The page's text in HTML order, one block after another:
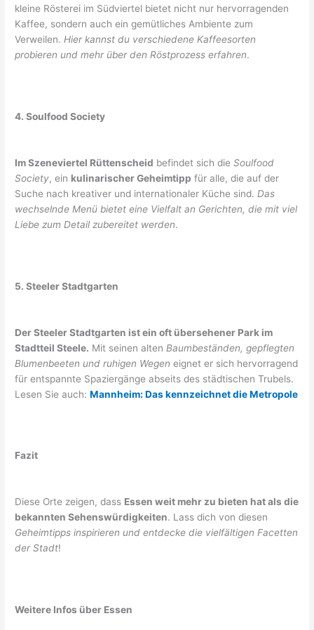
kleine Rösterei im Südviertel bietet nicht nur hervorragenden
Kaffee, sondern auch ein gemütliches Ambiente zum
Verweilen.Hier kannst du verschiedene Kaffeesorten
probieren und mehr über den Röstprozess erfahren.
4. Soulfood Society
Im Szeneviertel Rüttenscheid befindet sich dieSoulfood
Society, ein kulinarischer Geheimtipp für alle, die auf der
Suche nach kreativer und internationaler Küche sind. Das
wechselnde Menü bietet eine Vielfalt an Gerichten, die mit viel
Liebe zum Detail zubereitet werden.
5. Steeler Stadtgarten
Der Steeler Stadtgarten ist ein oft übersehener Park im
Stadtteil Steele. Mit seinen alten Baumbeständen, gepflegten
Blumenbeeten und ruhigen Wegen eignet er sich hervorragend
für entspannte Spaziergänge abseits des städtischen Trubels.
Lesen Sie auch:Mannheim: Das kennzeichnet die Metropole
Fazit
Diese Orte zeigen, dass Essen weit mehr zu bieten hat als die
bekannten Sehenswürdigkeiten. Lass dich von diesen
Geheimtipps inspirieren und entdecke die vielfältigen Facetten
der Stadt!
Weitere Infos über Essen